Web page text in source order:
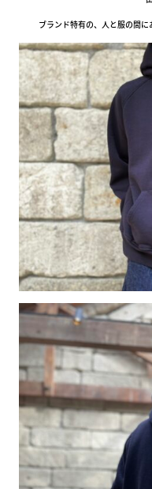
ブランド特有の、人と服の間に